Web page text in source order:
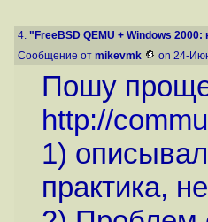
4. "FreeBSD QEMU + Windows
Сообщение от mikevmk on 24-
Пошу
http://
1)
практика,